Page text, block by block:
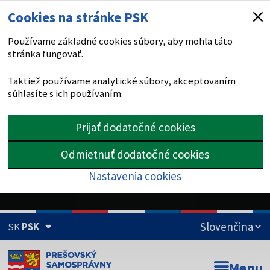
Cookies na stránke PSK
Používame základné cookies súbory, aby mohla táto
stránka fungovať.
Taktiež používame analytické súbory, akceptovaním
súhlasíte s ich používaním.
Prijať dodatočné cookies
Odmietnuť dodatočné cookies
Nastavenia cookies
SKPSK
Doména psk.sk je oficiálna